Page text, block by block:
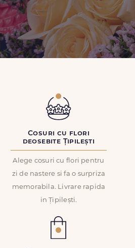
Cosuri cu flori
deosebite Țipilești
Alege cosuri cu flori pentru
zi de nastere si fa o surpriza
memorabila. Livrare rapida
in Țipilești.